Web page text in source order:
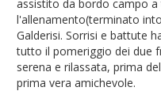
assistito da bordo campo
l'allenamento(terminato
Galderisi. Sorrisi e battute
tutto il pomeriggio dei due
serena e rilassata, prima
prima vera amichevole.